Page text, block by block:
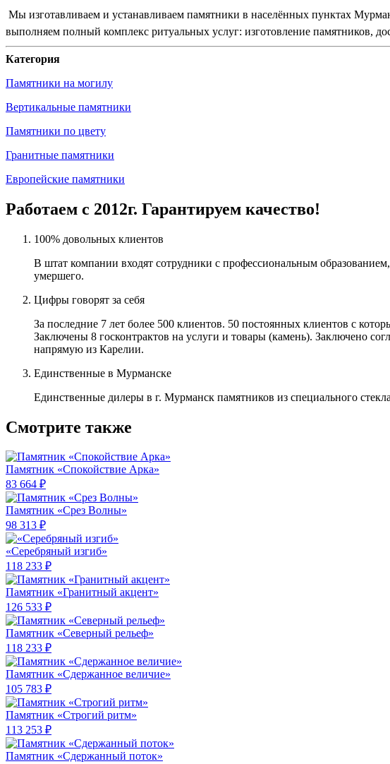
Мы изготавливаем и устанавливаем памятники в населённых пунктах
выполняем полный комплекс ритуальных услуг: изготовление памятников,
Категория
Памятники на могилу
Вертикальные памятники
Памятники по цвету
Гранитные памятники
Европейские памятники
Работаем с 2012г. Гарантируем качество!
100% довольных клиентов
В штат компании входят сотрудники с профессиональным
умершего.
Цифры говорят за себя
За последние 7 лет более 500 клиентов. 50 постоянных клиентов с
Заключены 8 госконтрактов на услуги и товары (камень). Заключено
напрямую из Карелии.
Единственные в Мурманске
Единственные дилеры в г. Мурманск памятников из специального
Смотрите также
Памятник «Спокойствие Арка»
83 664 ₽
Памятник «Срез Волны»
98 313 ₽
«Серебряный изгиб»
118 233 ₽
Памятник «Гранитный акцент»
126 533 ₽
Памятник «Северный рельеф»
118 233 ₽
Памятник «Сдержанное величие»
105 783 ₽
Памятник «Строгий ритм»
113 253 ₽
Памятник «Сдержанный поток»